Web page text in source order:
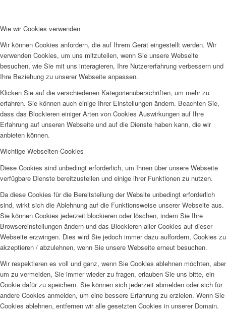
Wie wir Cookies verwenden
Wir können Cookies anfordern, die auf Ihrem Gerät eingestellt werden. Wir
verwenden Cookies, um uns mitzuteilen, wenn Sie unsere Webseite
besuchen, wie Sie mit uns interagieren, Ihre Nutzererfahrung verbessern und
Ihre Beziehung zu unserer Webseite anpassen.
Klicken Sie auf die verschiedenen Kategorienüberschriften, um mehr zu
erfahren. Sie können auch einige Ihrer Einstellungen ändern. Beachten Sie,
dass das Blockieren einiger Arten von Cookies Auswirkungen auf Ihre
Erfahrung auf unseren Webseite und auf die Dienste haben kann, die wir
anbieten können.
Wichtige Webseiten-Cookies
Diese Cookies sind unbedingt erforderlich, um Ihnen über unsere Webseite
verfügbare Dienste bereitzustellen und einige ihrer Funktionen zu nutzen.
Da diese Cookies für die Bereitstellung der Website unbedingt erforderlich
sind, wirkt sich die Ablehnung auf die Funktionsweise unserer Webseite aus.
Sie können Cookies jederzeit blockieren oder löschen, indem Sie Ihre
Browsereinstellungen ändern und das Blockieren aller Cookies auf dieser
Webseite erzwingen. Dies wird Sie jedoch immer dazu auffordern, Cookies zu
akzeptieren / abzulehnen, wenn Sie unsere Webseite erneut besuchen.
Wir respektieren es voll und ganz, wenn Sie Cookies ablehnen möchten, aber
um zu vermeiden, Sie immer wieder zu fragen, erlauben Sie uns bitte, ein
Cookie dafür zu speichern. Sie können sich jederzeit abmelden oder sich für
andere Cookies anmelden, um eine bessere Erfahrung zu erzielen. Wenn Sie
Cookies ablehnen, entfernen wir alle gesetzten Cookies in unserer Domain.